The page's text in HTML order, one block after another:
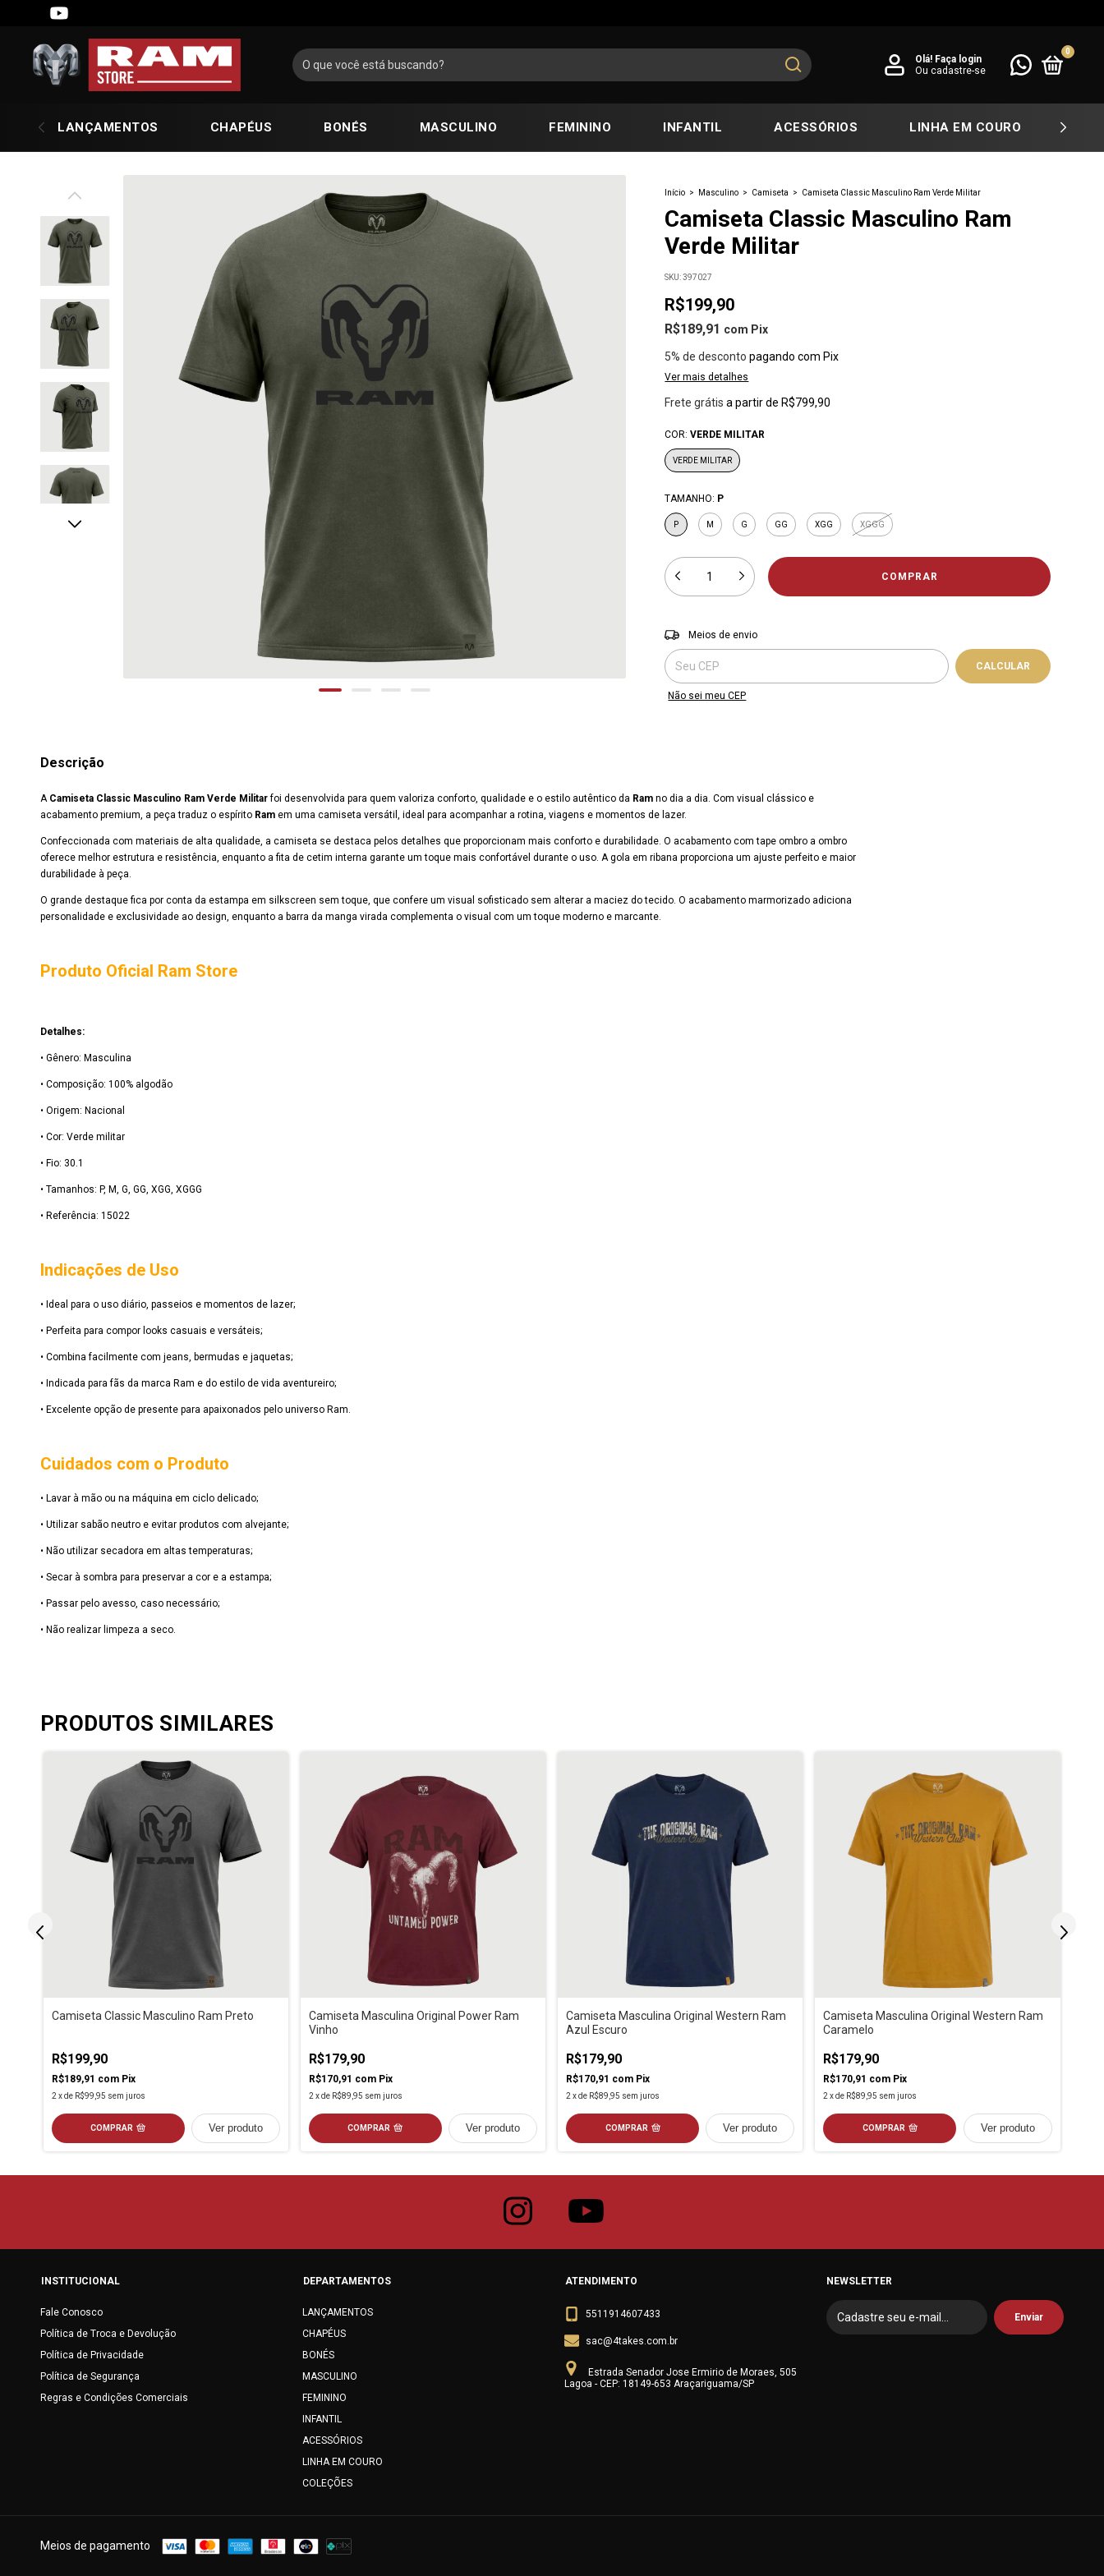
Olá! Faça login
Ou cadastre-se
0
LANÇAMENTOS CHAPÉUS BONÉS MASCULINO FEMININO INFANTIL ACESSÓRIOS LINHA EM COURO
Início > Masculino > Camiseta > Camiseta Classic Masculino Ram Verde Militar
Camiseta Classic Masculino Ram
Verde Militar
SKU:397027
R$199,90
R$189,91 com Pix
5% de desconto pagando com Pix
Ver mais detalhes
Frete grátis a partir de R$799,90
COR:VERDE MILITAR
VERDE MILITAR
TAMANHO: P
P M G GG XGG XGGG
Entregas para o CEP:
Meios de envio
CALCULAR
Não sei meu CEP
Descrição
A Camiseta Classic Masculino Ram Verde Militarfoi desenvolvida para quem valoriza conforto, qualidade e o estilo autêntico da Ramno dia a dia. Com visual clássico e
acabamento premium, a peça traduz o espírito Ramem uma camiseta versátil, ideal para acompanhar a rotina, viagens e momentos de lazer.
Confeccionada com materiais de alta qualidade, a camiseta se destaca pelos detalhes que proporcionam mais conforto e durabilidade. O acabamento com tape ombro a ombro
oferece melhor estrutura e resistência, enquanto a fita de cetim interna garante um toque mais confortável durante o uso. A gola em ribana proporciona um ajuste perfeito e maior
durabilidade à peça.
O grande destaque fica por conta da estampa em silkscreen sem toque, que confere um visual sofisticado sem alterar a maciez do tecido. O acabamento marmorizado adiciona
personalidade e exclusividade ao design, enquanto a barra da manga virada complementa o visual com um toque moderno e marcante.
Produto Oficial Ram Store
Detalhes:
• Gênero: Masculina
• Composição: 100% algodão
• Origem: Nacional
• Cor: Verde militar
• Fio: 30.1
• Tamanhos: P, M, G, GG, XGG, XGGG
• Referência: 15022
Indicações de Uso
• Ideal para o uso diário, passeios e momentos de lazer;
• Perfeita para compor looks casuais e versáteis;
• Combina facilmente com jeans, bermudas e jaquetas;
• Indicada para fãs da marca Ram e do estilo de vida aventureiro;
• Excelente opção de presente para apaixonados pelo universo Ram.
Cuidados com o Produto
• Lavar à mão ou na máquina em ciclo delicado;
• Utilizar sabão neutro e evitar produtos com alvejante;
• Não utilizar secadora em altas temperaturas;
• Secar à sombra para preservar a cor e a estampa;
• Passar pelo avesso, caso necessário;
• Não realizar limpeza a seco.
PRODUTOS SIMILARES
Camiseta Classic Masculino Ram Preto
R$199,90
R$189,91 com Pix
2 xde R$99,95 sem juros
COMPRAR Ver produto
Camiseta Masculina Original Power Ram
Vinho
R$179,90
R$170,91 com Pix
2 xde R$89,95 sem juros
COMPRAR Ver produto
Camiseta Masculina Original Western Ram
Azul Escuro
R$179,90
R$170,91 com Pix
2 xde R$89,95 sem juros
COMPRAR Ver produto
Camiseta Masculina Original Western Ram
Caramelo
R$179,90
R$170,91 com Pix
2 xde R$89,95 sem juros
COMPRAR Ver produto
INSTITUCIONAL
Fale Conosco
Política de Troca e Devolução
Política de Privacidade
Política de Segurança
Regras e Condições Comerciais
DEPARTAMENTOS
LANÇAMENTOS
CHAPÉUS
BONÉS
MASCULINO
FEMININO
INFANTIL
ACESSÓRIOS
LINHA EM COURO
COLEÇÕES
ATENDIMENTO
5511914607433
sac@4takes.com.br
Estrada Senador Jose Ermirio de Moraes, 505
Lagoa - CEP: 18149-653 Araçariguama/SP
NEWSLETTER
Meios de pagamento